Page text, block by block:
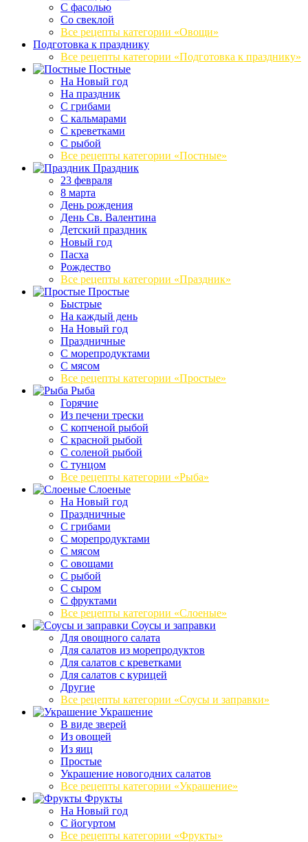
С фасолью
Со свеклой
Все рецепты категории «Овощи»
Подготовка к празднику
Все рецепты категории «Подготовка к празднику»
Постные
На Новый год
На праздник
С грибами
С кальмарами
С креветками
С рыбой
Все рецепты категории «Постные»
Праздник
23 февраля
8 марта
День рождения
День Св. Валентина
Детский праздник
Новый год
Пасха
Рождество
Все рецепты категории «Праздник»
Простые
Быстрые
На каждый день
На Новый год
Праздничные
С морепродуктами
С мясом
Все рецепты категории «Простые»
Рыба
Горячие
Из печени трески
С копченой рыбой
С красной рыбой
С соленой рыбой
С тунцом
Все рецепты категории «Рыба»
Слоеные
На Новый год
Праздничные
С грибами
С морепродуктами
С мясом
С овощами
С рыбой
С сыром
С фруктами
Все рецепты категории «Слоеные»
Соусы и заправки
Для овощного салата
Для салатов из морепродуктов
Для салатов с креветками
Для салатов с курицей
Другие
Все рецепты категории «Соусы и заправки»
Украшение
В виде зверей
Из овощей
Из яиц
Простые
Украшение новогодних салатов
Все рецепты категории «Украшение»
Фрукты
На Новый год
С йогуртом
Все рецепты категории «Фрукты»